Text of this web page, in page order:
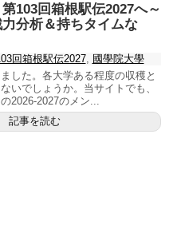
第103回箱根駅伝2027へ～
分析＆持ちタイムな
回箱根駅伝2027, 國學院大學
した。各大学ある程度の収穫と
いでしょうか。当サイトでも、
2026-2027のメン...
記事を読む